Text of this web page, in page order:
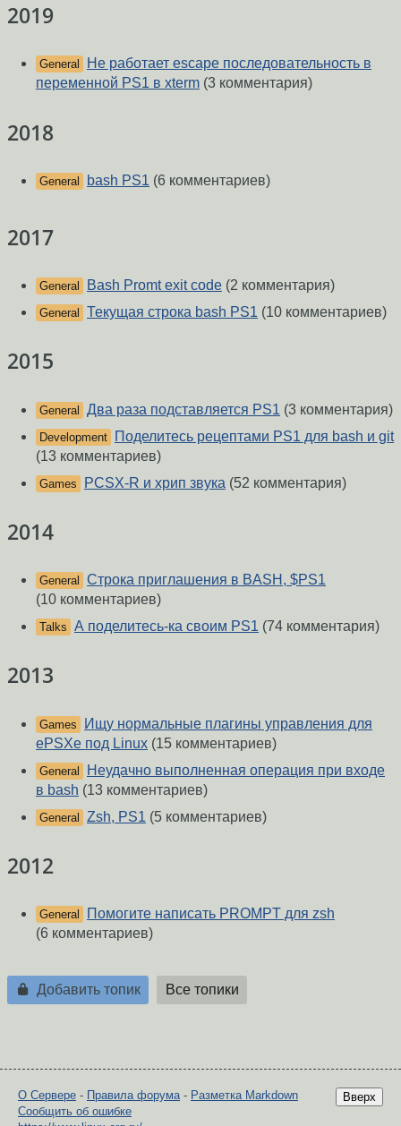
2019
General
Не работает escape последовательность в
переменной PS1 в xterm (3 комментария)
2018
General bash PS1 (6 комментариев)
2017
General Bash Promt exit code (2 комментария)
General Текущая строка bash PS1 (10 комментариев)
2015
General Два раза подставляется PS1 (3 комментария)
Development
Поделитесь рецептами PS1 для bash и git
(13 комментариев)
Games PCSX-R и хрип звука (52 комментария)
2014
General
Строка приглашения в BASH, $PS1
(10 комментариев)
Talks А поделитесь-ка своим PS1 (74 комментария)
2013
Games
Ищу нормальные плагины управления для
ePSXe под Linux (15 комментариев)
General
Неудачно выполненная операция при входе
в bash (13 комментариев)
General Zsh, PS1 (5 комментариев)
2012
General
Помогите написать PROMPT для zsh
(6 комментариев)
Добавить топик Все топики
Вверх
О Сервере - Правила форума - Разметка Markdown
Сообщить об ошибке